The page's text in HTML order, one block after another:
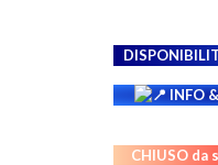
INFO
CHIUSO da